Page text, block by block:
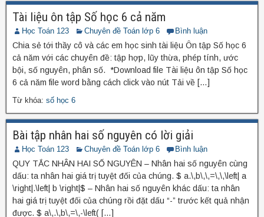
Tài liệu ôn tập Số học 6 cả năm
Học Toán 123 Chuyên đề Toán lớp 6 Bình luận
Chia sẻ tới thầy cô và các em học sinh tài liệu Ôn tập Số học 6
cả năm với các chuyên đề: tập hợp, lũy thừa, phép tính, ước
bội, số nguyên, phân số. *Download file Tài liệu ôn tập Số học
6 cả năm file word bằng cách click vào nút Tải về […]
Từ khóa: số học 6
Bài tập nhân hai số nguyên có lời giải
Học Toán 123 Chuyên đề Toán lớp 6 Bình luận
QUY TẮC NHÂN HAI SỐ NGUYÊN – Nhân hai số nguyên cùng
dấu: ta nhân hai giá trị tuyệt đối của chúng. $ a.\,b\,\,=\,\,\left| a
\right|.\left| b \right|$ – Nhân hai số nguyên khác dấu: ta nhân
hai giá trị tuyệt đối của chúng rồi đặt dấu “-” trước kết quả nhận
được. $ a\,.\,b\,=\,-\left( […]